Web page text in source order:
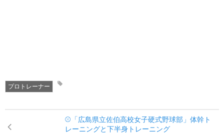
プロトレーナー
⚾「広島県立佐伯高校女子硬式野球部」体幹ト
レーニングと下半身トレーニング